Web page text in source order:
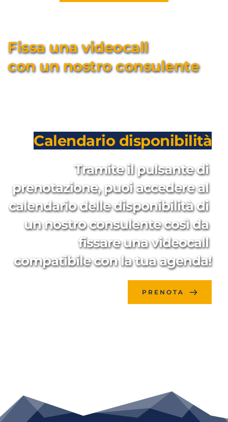
Fissa una videocall
con un nostro consulente
Calendario disponibilità
Tramite il pulsante di
prenotazione, puoi accedere al
calendario delle disponibilità di
un nostro consulente così da
fissare una videocall
compatibile con la tua agenda!
PRENOTA